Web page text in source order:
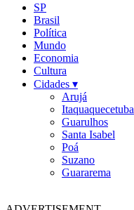
SP
Brasil
Política
Mundo
Economia
Cultura
Cidades ▾
Arujá
Itaquaquecetuba
Guarulhos
Santa Isabel
Poá
Suzano
Guararema